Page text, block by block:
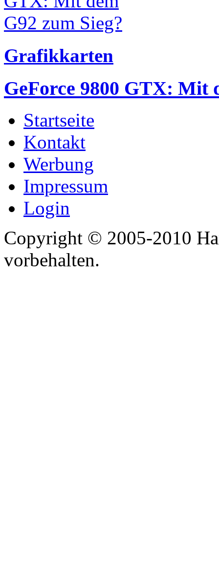
Grafikkarten
GeForce 9800 GTX: Mit
Startseite
Kontakt
Werbung
Impressum
Login
Copyright © 2005-2010
vorbehalten.